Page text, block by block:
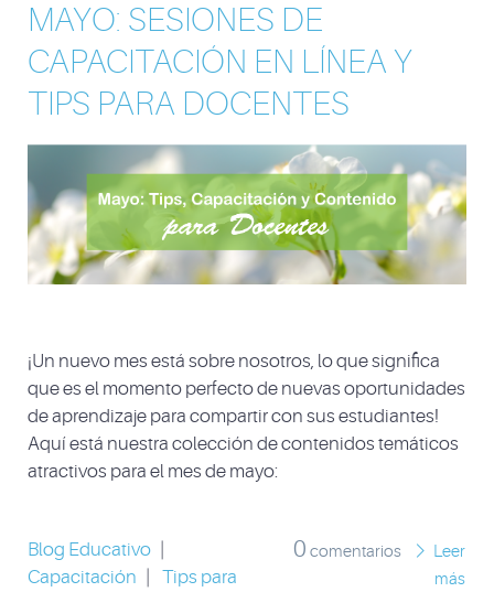
MAYO: SESIONES DE
CAPACITACIÓN EN LÍNEA Y
TIPS PARA DOCENTES
¡Un nuevo mes está sobre nosotros, lo que significa
que es el momento perfecto de nuevas oportunidades
de aprendizaje para compartir con sus estudiantes!
Aquí está nuestra colección de contenidos temáticos
atractivos para el mes de mayo:
Blog Educativo
Capacitación
Tips para
0 comentarios
Leer
más